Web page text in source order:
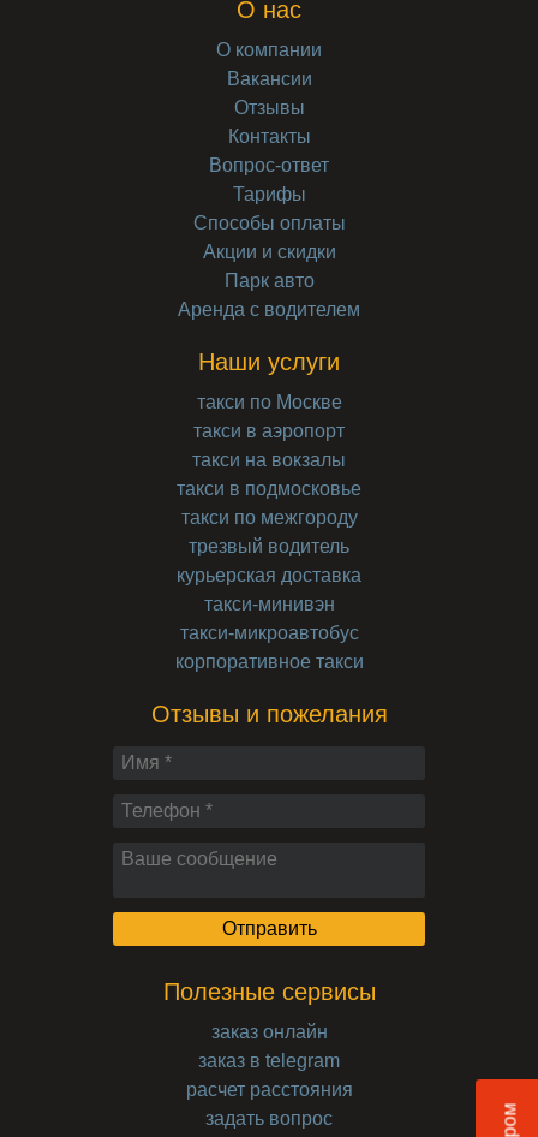
О нас
О компании
Вакансии
Отзывы
Контакты
Вопрос-ответ
Тарифы
Способы оплаты
Акции и скидки
Парк авто
Аренда с водителем
Наши услуги
такси по Москве
такси в аэропорт
такси на вокзалы
такси в подмосковье
такси по межгороду
трезвый водитель
курьерская доставка
такси-минивэн
такси-микроавтобус
корпоративное такси
Отзывы и пожелания
Полезные сервисы
заказ онлайн
заказ в telegram
расчет расстояния
задать вопрос